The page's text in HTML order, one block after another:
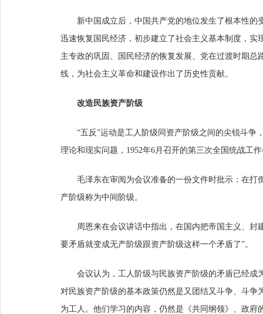
新中国成立后，中国共产党的地位发生了根本性
迅速恢复国民经济，初步建立了社会主义基本制度，
主专政的巩固、国民经济的恢复发展、党在过渡时期
线，为社会主义革命和建设作出了历史性贡献。
改造民族资产阶级
“五反”运动是工人阶级同资产阶级之间的尖锐斗
理论和现实问题，1952年6月召开的第三次全国统战工
毛泽东在审阅为会议准备的一份文件时批示：在
产阶级称为中间阶级。
周恩来在会议讲话中指出，在国内把帝国主义、封
要矛盾就变成无产阶级跟资产阶级这样一个矛盾了”。
会议认为，工人阶级与民族资产阶级的矛盾已经
对民族资产阶级的基本政策仍然是又团结又斗争、斗
为工人。他们学习的内容，仍然是《共同纲领》、政